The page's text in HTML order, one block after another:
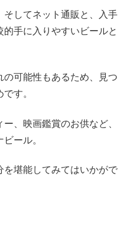
そしてネット通販と、入手
手に入りやすいビールと
可能性もあるため、見つ
す。
、映画鑑賞のお供など、
ール。
堪能してみてはいかがで